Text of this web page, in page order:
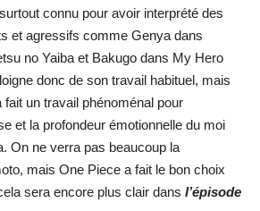
connu pour avoir interprété des
et agressifs comme Genya dans
no Yaiba et Bakugo dans My Hero
donc de son travail habituel, mais
un travail phénoménal pour
et la profondeur émotionnelle du moi
On ne verra pas beaucoup la
mais One Piece a fait le bon choix
sera encore plus clair dans l’épisode